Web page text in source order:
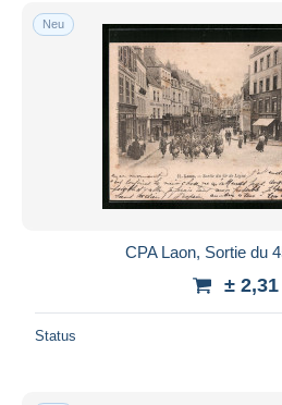
Kostenloser Versand
Zahlungsmethoden
PayPal
Banküberweisung
Visa
Mastercard
Bancontact
Wohnsitz des Verkäufers
Neu
CPA Laon, Sortie du
±
Status